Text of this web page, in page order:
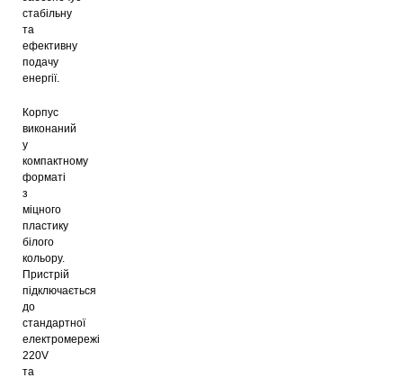
стабільну
та
ефективну
подачу
енергії.
Корпус
виконаний
у
компактному
форматі
з
міцного
пластику
білого
кольору.
Пристрій
підключається
до
стандартної
електромережі
220V
та